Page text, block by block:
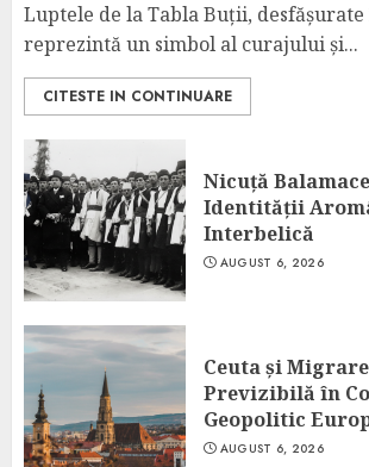
Luptele de la Tabla Buții, desfășurate
reprezintă un simbol al curajului și...
CITESTE IN CONTINUARE
Nicuță
Identității
Interbelică
AUGUST 6, 2026
Ceuta și
Previzibilă în
Geopolitic
AUGUST 6, 2026